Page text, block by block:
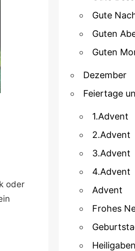
oder
Gute
Guten
Guten
Dezember
Feiertage
1.Advent
2.Advent
3.Advent
4.Advent
Advent
Frohes